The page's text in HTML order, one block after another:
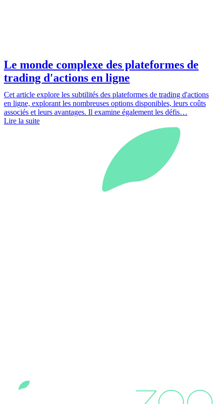
Le monde complexe des plateformes de
trading d'actions en ligne
Cet article explore les subtilités des plateformes de trading d'actions
en ligne, explorant les nombreuses options disponibles, leurs coûts
associés et leurs avantages. Il examine également les défis…
Lire la suite